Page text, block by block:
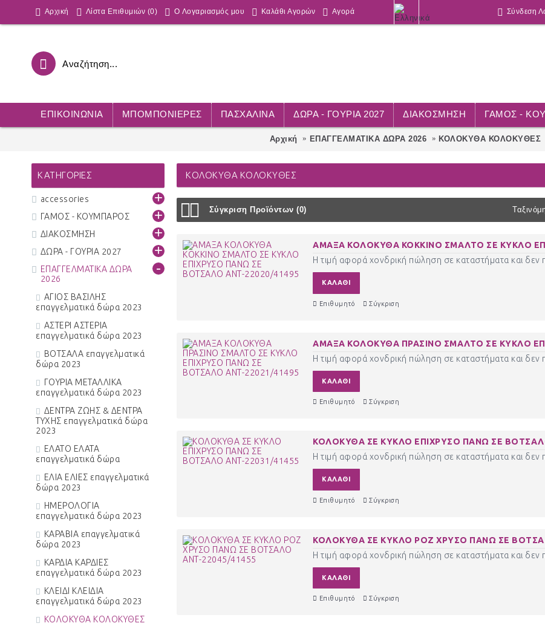
Αρχική Λίστα Επιθυμιών (0) O Λογαριασμός μου Καλάθι Αγορών Αγορά Σύνδεση
ΕΠΙΚΟΙΝΩΝΊΑ ΜΠΟΜΠΟΝΙΕΡΕΣ ΠΑΣΧΑΛΙΝΑ ΔΩΡΑ - ΓΟΥΡΙΑ 2027 ΔΙΑΚΟΣΜΗΣΗ ΓΑΜΟΣ -
Αρχική ΕΠΑΓΓΕΛΜΑΤΙΚΑ ΔΩΡΑ 2026 ΚΟΛΟΚΥΘΑ ΚΟΛΟΚΥΘΕΣ
ΚΑΤΗΓΟΡΊΕΣ
accessories +
ΓΑΜΟΣ - ΚΟΥΜΠΑΡΟΣ +
ΔΙΑΚΟΣΜΗΣΗ +
ΔΩΡΑ - ΓΟΥΡΙΑ 2027 +
ΕΠΑΓΓΕΛΜΑΤΙΚΑ ΔΩΡΑ
2026
-
ΑΓΙΟΣ ΒΑΣΙΛΗΣ
επαγγελματικά δώρα 2023
ΑΣΤΕΡΙ ΑΣΤΕΡΙΑ
επαγγελματικά δώρα 2023
ΒΟΤΣΑΛΑ επαγγελματικά
δώρα 2023
ΓΟΥΡΙΑ ΜΕΤΑΛΛΙΚΑ
επαγγελματικά δώρα 2023
ΔΕΝΤΡΑ ΖΩΗΣ & ΔΕΝΤΡΑ
ΤΥΧΗΣ επαγγελματικά δώρα
2023
ΕΛΑΤΟ ΕΛΑΤΑ
επαγγελματικά δώρα
ΕΛΙΑ ΕΛΙΕΣ επαγγελματικά
δώρα 2023
ΗΜΕΡΟΛΟΓΙΑ
επαγγελματικά δώρα 2023
ΚΑΡΑΒΙΑ επαγγελματικά
δώρα 2023
ΚΑΡΔΙΑ ΚΑΡΔΙΕΣ
επαγγελματικά δώρα 2023
ΚΛΕΙΔΙ ΚΛΕΙΔΙΑ
επαγγελματικά δώρα 2023
ΚΟΛΟΚΥΘΑ ΚΟΛΟΚΥΘΕΣ
ΚΟΛΟΚΥΘΑ ΚΟΛΟΚΥΘΕΣ
Σύγκριση Προϊόντων (0)
ΑΜΑΞΑ ΚΟΛΟΚΥΘΑ ΚΟΚΚΙΝΟ ΣΜΑΛΤΟ ΣΕ ΚΥΚΛΟ
Η τιμή αφορά χονδρική πώληση σε καταστήματα και δεν
ΚΑΛΆΘΙ
Επιθυμητό Σύγκριση
ΑΜΑΞΑ ΚΟΛΟΚΥΘΑ ΠΡΑΣΙΝΟ ΣΜΑΛΤΟ ΣΕ ΚΥΚΛΟ
Η τιμή αφορά χονδρική πώληση σε καταστήματα και δεν
ΚΑΛΆΘΙ
Επιθυμητό Σύγκριση
ΚΟΛΟΚΥΘΑ ΣΕ ΚΥΚΛΟ ΕΠΙΧΡΥΣΟ ΠΑΝΩ ΣΕ
Η τιμή αφορά χονδρική πώληση σε καταστήματα και δεν
ΚΑΛΆΘΙ
Επιθυμητό Σύγκριση
ΚΟΛΟΚΥΘΑ ΣΕ ΚΥΚΛΟ ΡΟΖ ΧΡΥΣΟ ΠΑΝΩ ΣΕ
Η τιμή αφορά χονδρική πώληση σε καταστήματα και δεν
ΚΑΛΆΘΙ
Επιθυμητό Σύγκριση